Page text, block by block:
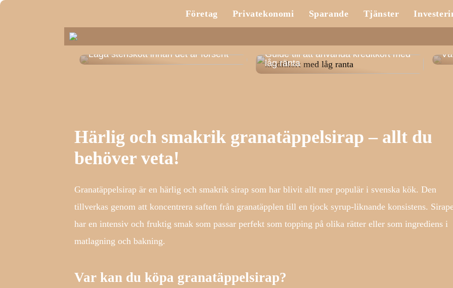
Företag Privatekonomi Sparande Tjänster
Laga stenskott innan det är försent
Guide till att använda kreditkort med
låg ränta
Härlig och smakrik granatäppelsirap – allt du
behöver veta!
Granatäppelsirap är en härlig och smakrik sirap som har blivit allt mer populär i svenska kök. Den
tillverkas genom att koncentrera saften från granatäpplen till en tjock syrup-liknande konsistens.
har en intensiv och fruktig smak som passar perfekt som topping på olika rätter eller som ingrediens i
matlagning och bakning.
Var kan du köpa granatäppelsirap?